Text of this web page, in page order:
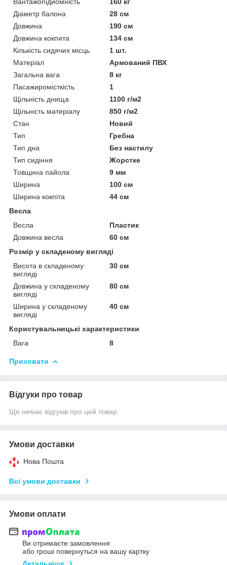
Діаметр балона
28 см
Довжина
190 см
Довжина кокпита
134 см
Кількість сидячих місць
1 шт.
Матеріал
Армований ПВХ
Загальна вага
8 кг
Пасажиромісткість
1
Щільність днища
1100 г/м2
Щільність матеріалу
850 г/м2
Стан
Новий
Тип
Гребна
Тип дна
Без настилу
Тип сидіння
Жорстке
Товщина пайола
9 мм
Ширина
100 см
Ширина кокпіта
44 см
Весла
Весла
Пластик
Довжина весла
60 см
Розмір у складеному вигляді
Висота в складеному
вигляді
30 см
Довжина у складеному
вигляді
80 см
Ширина у складеному
вигляді
40 см
Користувальницькі характеристики
Вага
8
Приховати
Відгуки про товар
Ще немає відгуків про цей товар
Умови доставки
Нова Пошта
Всі умови доставки
Умови оплати
Ви отримаєте замовлення
або гроші повернуться на вашу картку